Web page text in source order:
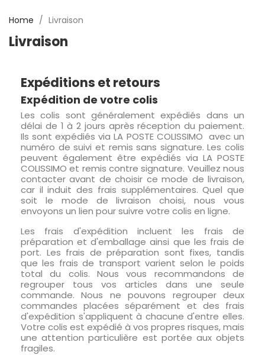
Home Livraison
Livraison
Expéditions et retours
Expédition de votre colis
Les colis sont généralement expédiés dans un
délai de 1 à 2 jours après réception du paiement.
Ils sont expédiés via LA POSTE COLISSIMO avec un
numéro de suivi et remis sans signature. Les colis
peuvent également être expédiés via LA POSTE
COLISSIMO et remis contre signature. Veuillez nous
contacter avant de choisir ce mode de livraison,
car il induit des frais supplémentaires. Quel que
soit le mode de livraison choisi, nous vous
envoyons un lien pour suivre votre colis en ligne.
Les frais d'expédition incluent les frais de
préparation et d'emballage ainsi que les frais de
port. Les frais de préparation sont fixes, tandis
que les frais de transport varient selon le poids
total du colis. Nous vous recommandons de
regrouper tous vos articles dans une seule
commande. Nous ne pouvons regrouper deux
commandes placées séparément et des frais
d'expédition s'appliquent à chacune d'entre elles.
Votre colis est expédié à vos propres risques, mais
une attention particulière est portée aux objets
fragiles.